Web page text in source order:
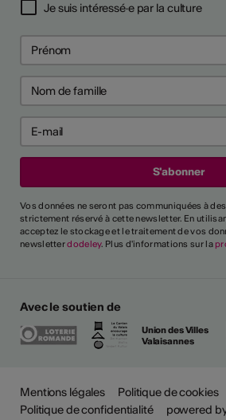
Je suis intéressé·e par la culture
Vos données ne seront pas communiquées à
strictement réservé à cette newsletter. En
acceptez le stockage et le traitement de vos
newsletterdodeley. Plus d'informations sur la
Avec le soutien de
Union des Villes
Valaisannes
Mentions légales
Politique de cookies
Politique de confidentialité
powered